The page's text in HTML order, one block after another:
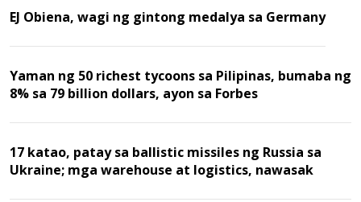
EJ Obiena, wagi ng gintong medalya sa Germany
Yaman ng 50 richest tycoons sa Pilipinas, bumaba ng
8% sa 79 billion dollars, ayon sa Forbes
17 katao, patay sa ballistic missiles ng Russia sa
Ukraine; mga warehouse at logistics, nawasak